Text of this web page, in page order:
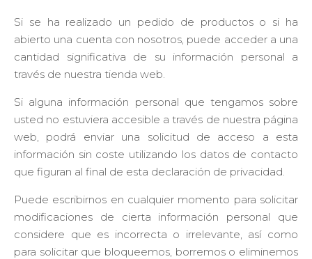
Si se ha realizado un pedido de productos o si ha
abierto una cuenta con nosotros, puede acceder a una
cantidad significativa de su información personal a
través de nuestra tienda web.
Si alguna información personal que tengamos sobre
usted no estuviera accesible a través de nuestra página
web, podrá enviar una solicitud de acceso a esta
información sin coste utilizando los datos de contacto
que figuran al final de esta declaración de privacidad.
Puede escribirnos en cualquier momento para solicitar
modificaciones de cierta información personal que
considere que es incorrecta o irrelevante, así como
para solicitar que bloqueemos, borremos o eliminemos